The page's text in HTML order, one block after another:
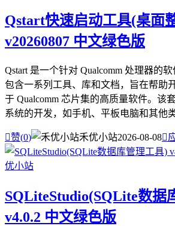
Qstart快速启动工具(桌面
v20260807 中文绿色版
Qstart 是一个针对 Qualcomm 处理器的
包含一系列工具、库和文档，旨在帮助
于 Qualcomm 芯片集的高质量软件。该
系统的开发，如手机、平板电脑和其他
赞(0) 禾优小站2026-08-08
SQLiteStudio(SQLite数据
v4.0.2 中文绿色版